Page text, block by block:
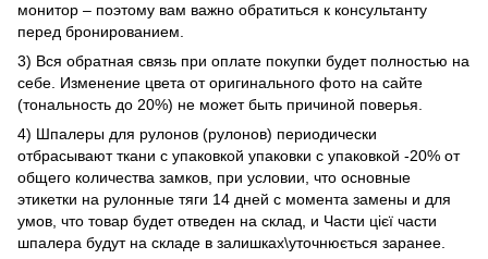
монитор – поэтому вам важно обратиться к консультанту
перед бронированием.
3) Вся обратная связь при оплате покупки будет полностью на
себе. Изменение цвета от оригинального фото на сайте
(тональность до 20%) не может быть причиной поверья.
4) Шпалеры для рулонов (рулонов) периодически
отбрасывают ткани с упаковкой упаковки с упаковкой -20% от
общего количества замков, при условии, что основные
этикетки на рулонные тяги 14 дней с момента замены и для
умов, что товар будет отведен на склад, и Части цієї части
шпалера будут на складе в залишках\уточнюється заранее.